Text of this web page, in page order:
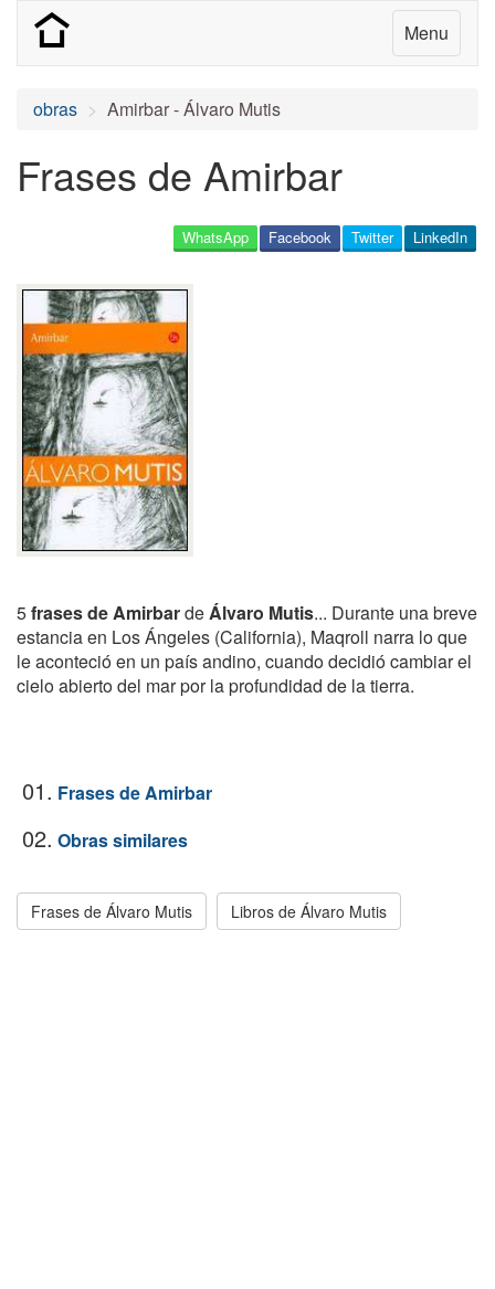
Menu
obras Amirbar - Álvaro Mutis
Frases de Amirbar
LinkedIn
Twitter
Facebook
WhatsApp
5frases de AmirbardeÁlvaro Mutis... Durante una breve
estancia en Los Ángeles (California), Maqroll narra lo que
le aconteció en un país andino, cuando decidió cambiar el
cielo abierto del mar por la profundidad de la tierra.
01. Frases de Amirbar
02. Obras similares
Frases de Álvaro Mutis Libros de Álvaro Mutis